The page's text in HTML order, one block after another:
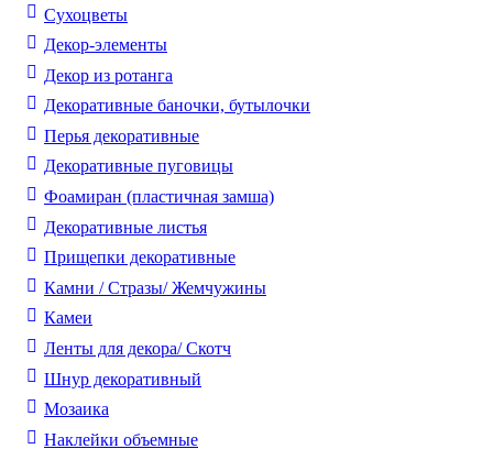
Cухоцветы
Декор-элементы
Декор из ротанга
Декоративные баночки, бутылочки
Перья декоративные
Декоративные пуговицы
Фоамиран (пластичная замша)
Декоративные листья
Прищепки декоративные
Камни / Cтразы/ Жемчужины
Камеи
Ленты для декора/ Скотч
Шнур декоративный
Мозаика
Наклейки объемные